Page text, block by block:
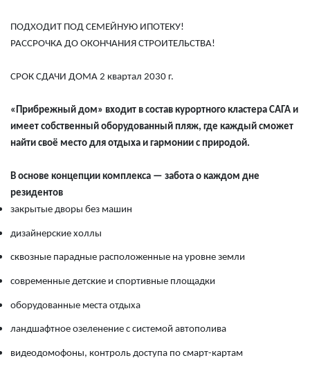
ПОДХОДИТ ПОД СЕМЕЙНУЮ ИПОТЕКУ!
РАССРОЧКА ДО ОКОНЧАНИЯ СТРОИТЕЛЬСТВА!
СРОК СДАЧИ ДОМА 2 квартал 2030 г.
«Прибрежный дом» входит в состав курортного кластера САГА и
имеет собственный оборудованный пляж, где каждый сможет
найти своё место для отдыха и гармонии с природой.
В основе концепции комплекса — забота о каждом дне
резидентов
закрытые дворы без машин
дизайнерские холлы
сквозные парадные расположенные на уровне земли
современные детские и спортивные площадки
оборудованные места отдыха
ландшафтное озеленение с системой автополива
видеодомофоны, контроль доступа по смарт-картам